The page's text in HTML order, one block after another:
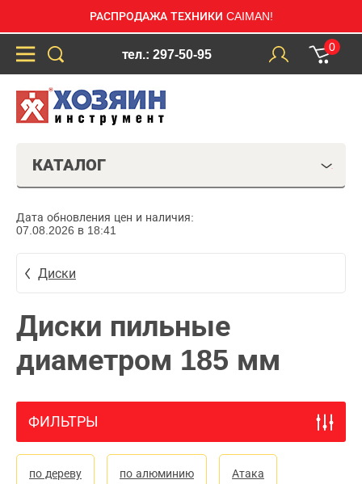
РАСПРОДАЖА ТЕХНИКИ CAIMAN!
тел.: 297-50-95
0
КАТАЛОГ
Дата обновления цен и наличия:
07.08.2026 в 18:41
Диски
Диски пильные
диаметром 185 мм
ФИЛЬТРЫ
по дереву по алюминию Атака